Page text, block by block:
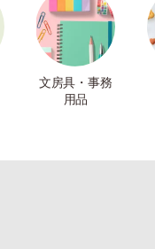
文房具・事務
用品